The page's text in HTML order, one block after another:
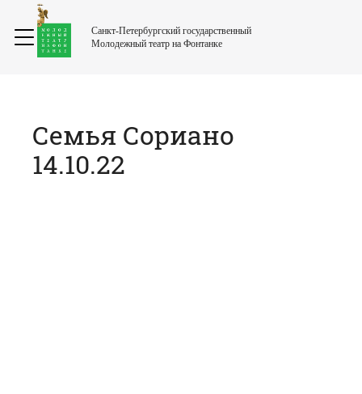
Санкт-Петербургский государственный
Молодежный театр на Фонтанке
Семья Сориано
14.10.22